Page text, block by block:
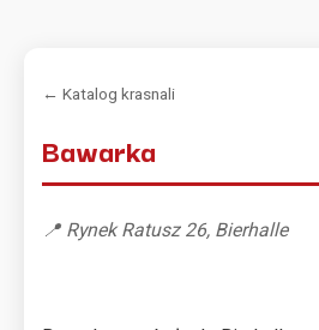
← Katalog krasnali
Bawarka
📍 Rynek Ratusz 26, Bierhalle